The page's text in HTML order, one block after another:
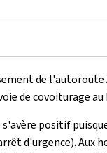
de
de covoiturage
positif
d'urgence). Aux